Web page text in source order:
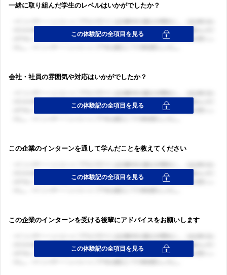
一緒に取り組んだ学生のレベルはいかがでしたか？
会社・社員の雰囲気や対応はいかがでしたか？
この企業のインターンを通して学んだことを教えてください
この企業のインターンを受ける後輩にアドバイスをお願いします